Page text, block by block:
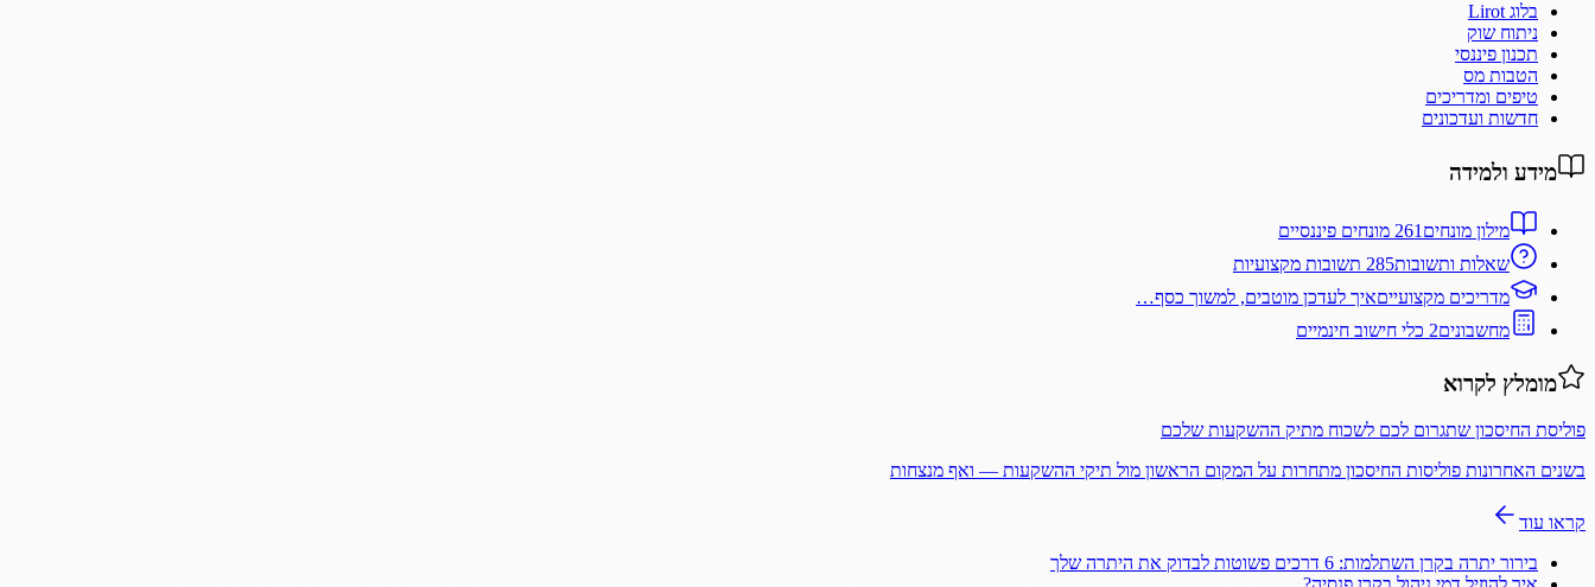
בלוג Lirot
ניתוח שוק
תכנון פיננסי
הטבות מס
טיפים ומדריכים
חדשות ועדכונים
מידע ולמידה
מילון מונחים 261 מונחים פיננסיים
שאלות ותשובות285 תשובות מקצועיות
מדריכים מקצועייםאיך לעדכן מוטבים, למשוך כסף…
מחשבונים2 כלי חישוב חינמיים
מומלץ לקרוא
פוליסת החיסכון שתגרום לכם לשכוח מתיק ההשקעות שלכם
בשנים האחרונות פוליסות החיסכון מתחרות על המקום הראשון מול תיקי ההשקעות — ואף מנצחות
קראו עוד
בירור יתרה בקרן השתלמות: 6 דרכים פשוטות לבדוק את היתרה שלך